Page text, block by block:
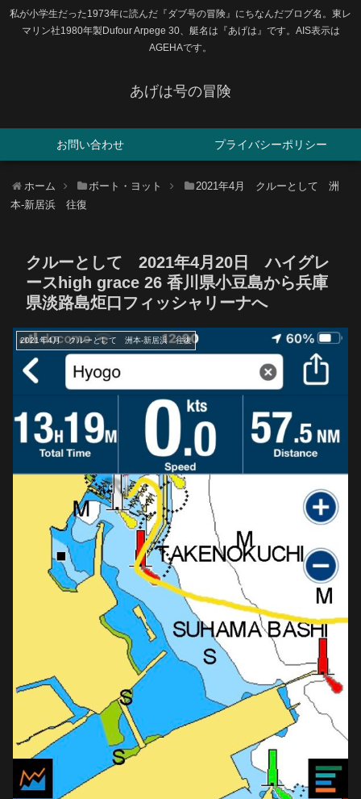
私が小学生だった1973年に読んだ『ダブ号の冒険』にちなんだブログ名。東レ
マリン社1980年製Dufour Arpege 30、艇名は『あげは』です。AIS表示は
AGEHAです。
あげは号の冒険
お問い合わせ プライバシーポリシー
ホーム ボート・ヨット
2021年4月 クルーとして 洲
本-新居浜 往復
クルーとして 2021年4月20日 ハイグレ
ースhigh grace 26 香川県小豆島から兵庫
県淡路島炬口フィッシャリーナへ
2021年4月 クルーとして 洲本-新居浜 往復